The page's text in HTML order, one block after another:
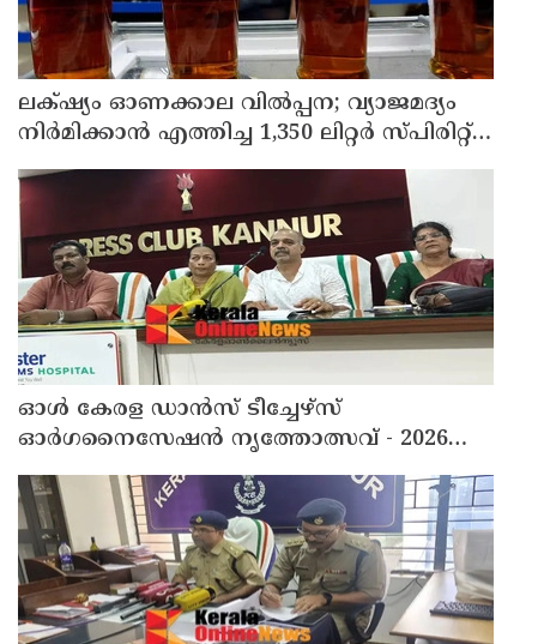
ലക്‌ഷ്യം ഓണക്കാല വിൽപ്പന; വ്യാജമദ്യം
നിർമിക്കാൻ എത്തിച്ച 1,350 ലിറ്റർ സ്പിരിറ്റ്
പിടികൂടി; രണ്ട് പേർ അറസ്റ്റിൽ
ഓൾ കേരള ഡാൻസ് ടീച്ചേഴ്സ്
ഓർഗനൈസേഷൻ നൃത്തോത്സവ് - 2026
എട്ടിന് കണ്ണൂരിൽ